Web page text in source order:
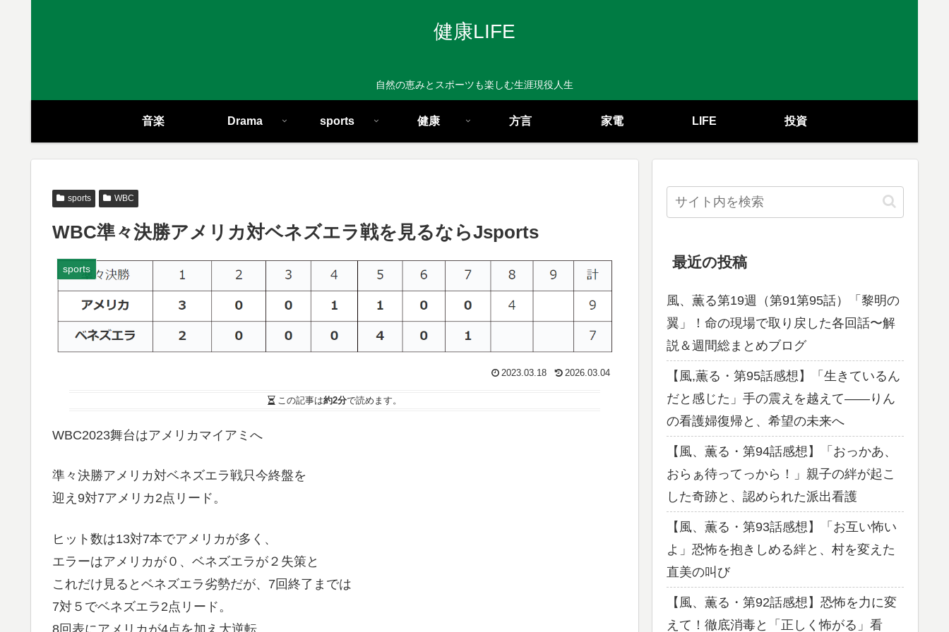
健康LIFE
自然の恵みとスポーツも楽しむ生涯現役人生
音楽 Drama sports 健康 方言 家電 LIFE 投資
sports WBC
WBC準々決勝アメリカ対ベネズエラ戦を見るならJsports
sports
2023.03.18 2026.03.04
この記事は約2分で読めます。
WBC2023舞台はアメリカマイアミへ
準々決勝アメリカ対ベネズエラ戦只今終盤を
迎え9対7アメリカ2点リード。
ヒット数は13対7本でアメリカが多く、
エラーはアメリカが０、ベネズエラが２失策と
これだけ見るとベネズエラ劣勢だが、7回終了までは
7対５でベネズエラ2点リード。
8回表にアメリカが4点を加え大逆転
最近の投稿
風、薫る第19週（第91第95話）「黎明の
翼」！命の現場で取り戻した各回話〜解
説＆週間総まとめブログ
【風,薫る・第95話感想】「生きているん
だと感じた」手の震えを越えて——りん
の看護婦復帰と、希望の未来へ
【風、薫る・第94話感想】「おっかあ、
おらぁ待ってっから！」親子の絆が起こ
した奇跡と、認められた派出看護
【風、薫る・第93話感想】「お互い怖い
よ」恐怖を抱きしめる絆と、村を変えた
直美の叫び
【風、薫る・第92話感想】恐怖を力に変
えて！徹底消毒と「正しく怖がる」看